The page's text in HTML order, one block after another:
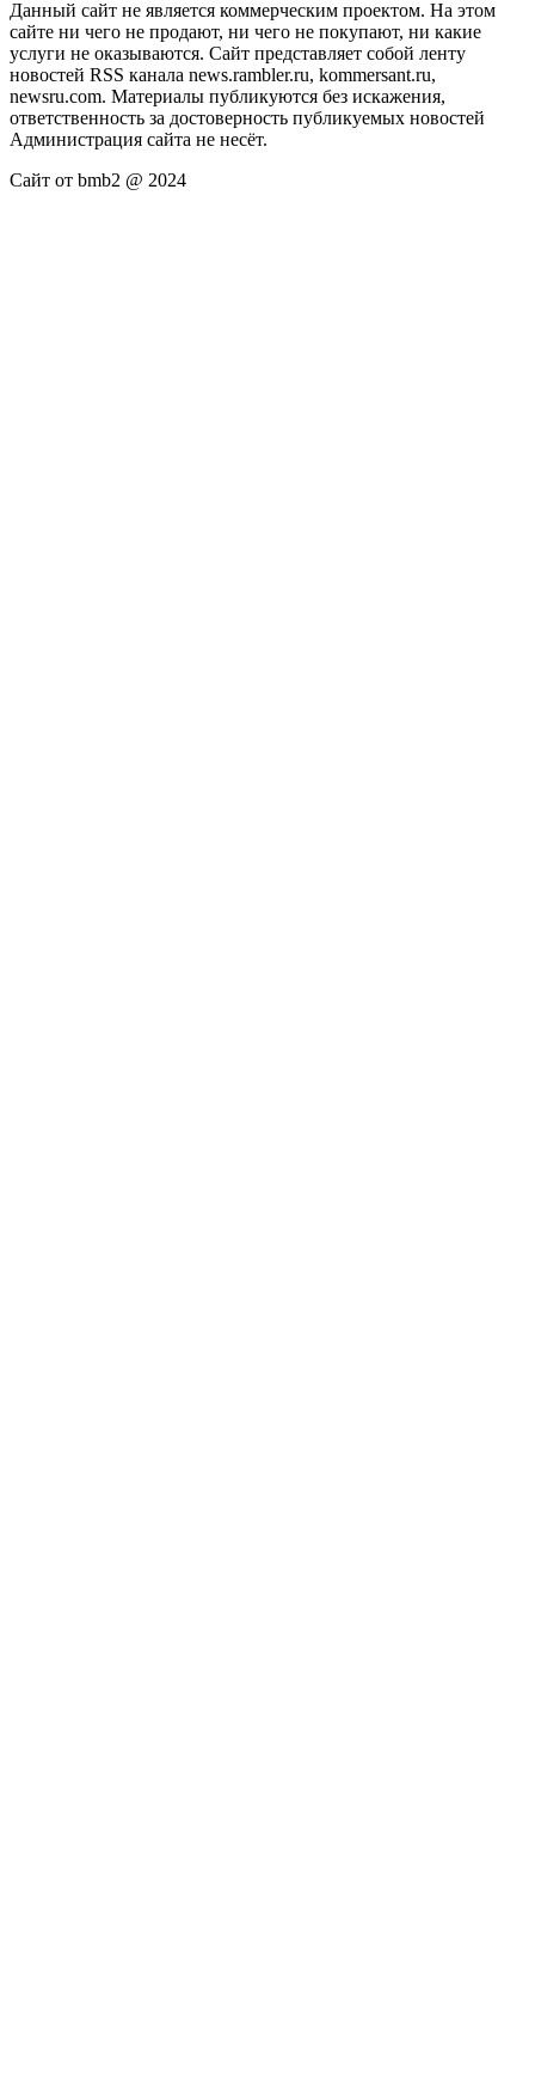
Данный сайт не является коммерческим проектом. На этом
сайте ни чего не продают, ни чего не покупают, ни какие
услуги не оказываются. Сайт представляет собой ленту
новостей RSS канала news.rambler.ru, kommersant.ru,
newsru.com. Материалы публикуются без искажения,
ответственность за достоверность публикуемых новостей
Администрация сайта не несёт.
Сайт от bmb2 @ 2024